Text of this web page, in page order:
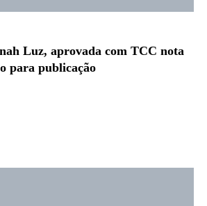
Luz, aprovada com TCC nota
para publicação